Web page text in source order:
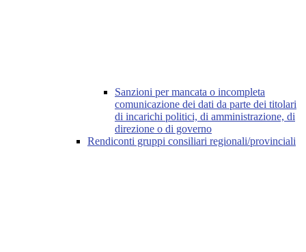
Sanzioni per mancata o incompleta
comunicazione dei dati da parte dei titolari
di incarichi politici, di amministrazione, di
direzione o di governo
Rendiconti gruppi consiliari regionali/provinciali